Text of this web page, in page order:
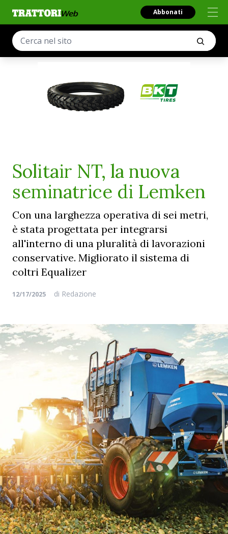
Abbonati
Solitair NT, la nuova
seminatrice di Lemken
Con una larghezza operativa di sei metri,
è stata progettata per integrarsi
all'interno di una pluralità di lavorazioni
conservative. Migliorato il sistema di
coltri Equalizer
12/17/2025 di Redazione